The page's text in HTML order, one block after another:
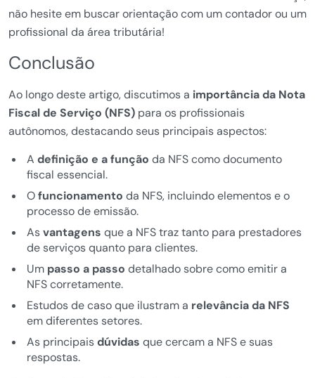
não hesite em buscar orientação com um contador ou um
profissional da área tributária!
Conclusão
Ao longo deste artigo, discutimos a importância da Nota
Fiscal de Serviço (NFS) para os profissionais
autônomos, destacando seus principais aspectos:
A definição e a função da NFS como documento
fiscal essencial.
Ofuncionamento da NFS, incluindo elementos e o
processo de emissão.
Asvantagens que a NFS traz tanto para prestadores
de serviços quanto para clientes.
Um passo a passo detalhado sobre como emitir a
NFS corretamente.
Estudos de caso que ilustram a relevância da NFS
em diferentes setores.
As principaisdúvidas que cercam a NFS e suas
respostas.